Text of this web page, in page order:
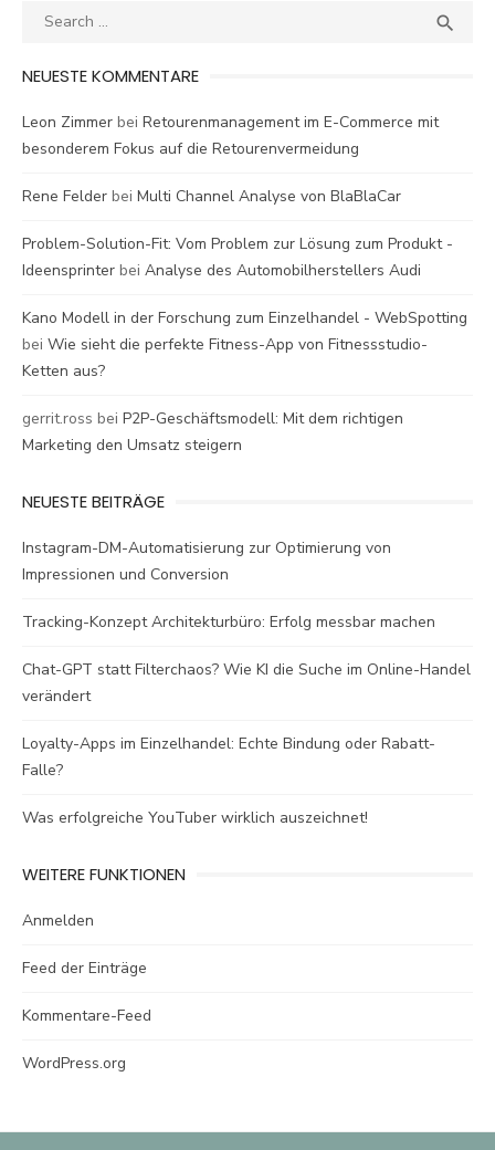
Search

NEUESTE KOMMENTARE
Leon Zimmer bei Retourenmanagement im E-Commerce mit
besonderem Fokus auf die Retourenvermeidung
Rene Felder bei Multi Channel Analyse von BlaBlaCar
Problem-Solution-Fit: Vom Problem zur Lösung zum Produkt -
Ideensprinter bei Analyse des Automobilherstellers Audi
Kano Modell in der Forschung zum Einzelhandel - WebSpotting
bei Wie sieht die perfekte Fitness-App von Fitnessstudio-
Ketten aus?
gerrit.ross bei P2P-Geschäftsmodell: Mit dem richtigen
Marketing den Umsatz steigern
NEUESTE BEITRÄGE
Instagram-DM-Automatisierung zur Optimierung von
Impressionen und Conversion
Tracking-Konzept Architekturbüro: Erfolg messbar machen
Chat-GPT statt Filterchaos? Wie KI die Suche im Online-Handel
verändert
Loyalty-Apps im Einzelhandel: Echte Bindung oder Rabatt-
Falle?
Was erfolgreiche YouTuber wirklich auszeichnet!
WEITERE FUNKTIONEN
Anmelden
Feed der Einträge
Kommentare-Feed
WordPress.org